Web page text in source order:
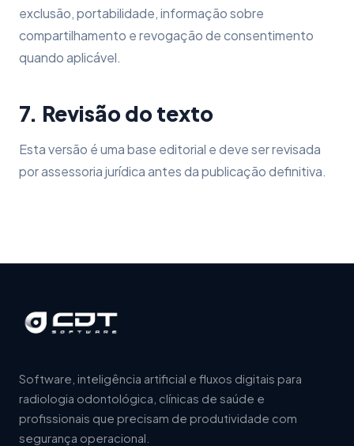
exclusão, portabilidade, informação sobre
compartilhamento e revogação de consentimento
quando aplicável.
7. Revisão do texto
Esta versão é uma base editorial e deve ser revisada
por assessoria jurídica antes da publicação definitiva.
Software, inteligência artificial e fluxos digitais para
radiologia odontológica, clínicas de saúde e
profissionais que precisam de produtividade com
segurança operacional.